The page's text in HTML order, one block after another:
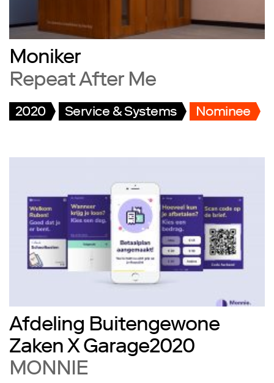
Moniker
Repeat After Me
2020 Service & Systems Nominee
Afdeling Buitengewone
Zaken X Garage2020
MONNIE